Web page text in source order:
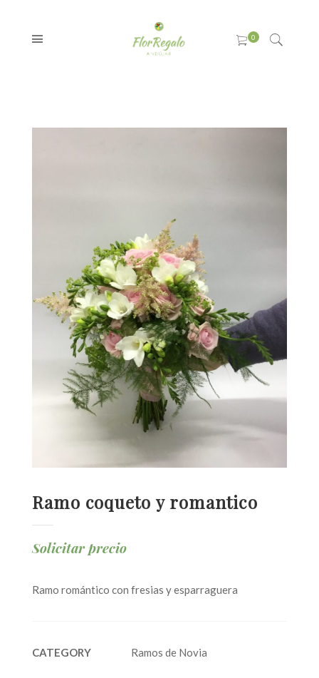
Ramo coqueto y romantico
Solicitar precio
Ramo romántico con fresias y esparraguera
CATEGORY Ramos de Novia